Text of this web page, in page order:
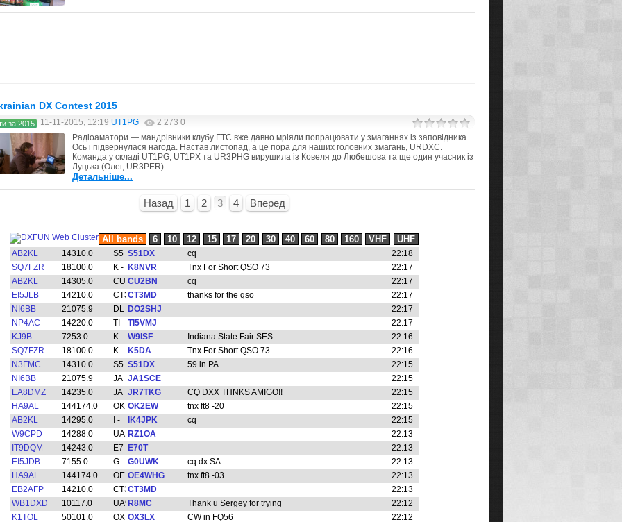
DX Contest 2015
за 2015 11-11-2015, 12:19 UT1PG 2 273 0
Радіоаматори — мандрівники клубу FTC вже давно мріяли попрацювати у змаганнях із заповідника.
Ось і підвернулася нагода. Настав листопад, а це пора для наших головних змагань, URDXC.
Команда у складі UT1PG, UT1PX та UR3PHG вирушила із Ковеля до Любешова та ще один учасник із
Луцька (Олег, UR3PER).
Детальніше...
Назад 1 2 3 4 Вперед